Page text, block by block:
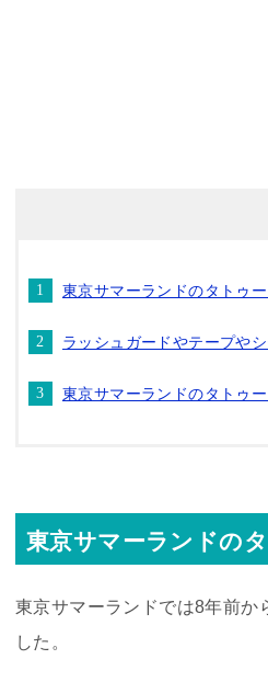
東京サマーランドのタトゥ
ラッシュガードやテープや
東京サマーランドのタトゥ
東京サマーランドの
東京サマーランドでは8年前か
した。